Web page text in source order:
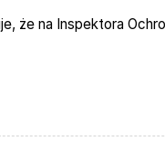
że na Inspektora